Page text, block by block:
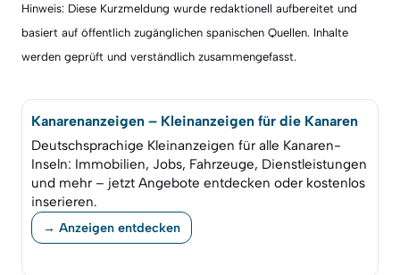
Hinweis: Diese Kurzmeldung wurde redaktionell aufbereitet und
basiert auf öffentlich zugänglichen spanischen Quellen. Inhalte
werden geprüft und verständlich zusammengefasst.
Kanarenanzeigen – Kleinanzeigen für die Kanaren
Deutschsprachige Kleinanzeigen für alle Kanaren-
Inseln: Immobilien, Jobs, Fahrzeuge, Dienstleistungen
und mehr – jetzt Angebote entdecken oder kostenlos
inserieren.
→ Anzeigen entdecken